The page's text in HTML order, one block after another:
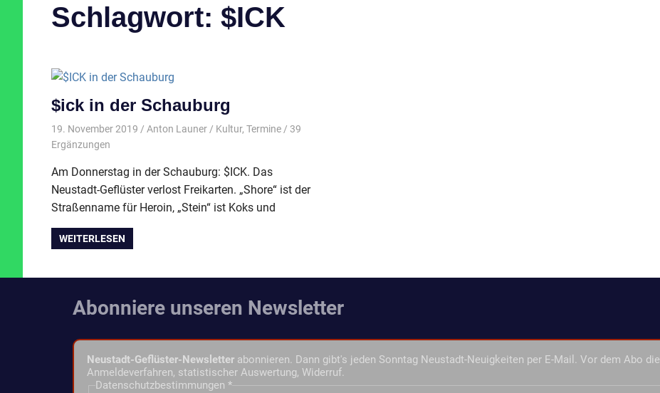
Schlagwort: $ICK
$ick in der Schauburg
19. November 2019 Anton Launer Kultur, Termine/ 39
Ergänzungen
Am Donnerstag in der Schauburg: $ICK. Das
Neustadt-Geflüster verlost Freikarten. „Shore“ ist der
Straßenname für Heroin, „Stein“ ist Koks und
WEITERLESEN
Abonniere unseren Newsletter
Neustadt-Geflüster-Newsletter abonnieren. Dann gibt's jeden Sonntag Neustadt-Neuigkeiten per E-Mail. Vor dem Abo die
Anmeldeverfahren, statistischer Auswertung, Widerruf.
Datenschutzbestimmungen *